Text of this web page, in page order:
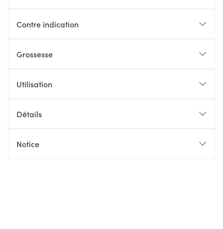
Contre indication
Grossesse
Utilisation
Détails
Notice